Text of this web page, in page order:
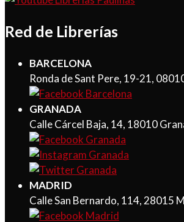
Red de Librerías
BARCELONA
Ronda de Sant Pere, 19-21,
GRANADA
Calle Cárcel Baja, 14, 18010
MADRID
Calle San Bernardo, 114, 28015